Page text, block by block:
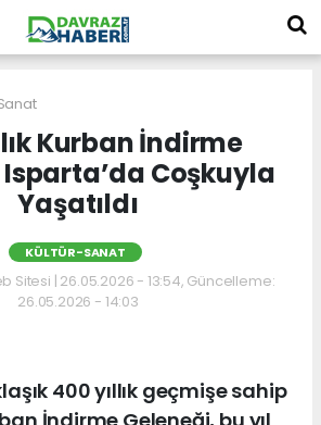
Kurban İndirme
Coşkuyla
Yaşatıldı
KÜLTÜR-SANAT
Sitesi | 26.05.2026 - 13:54, Güncelleme:
26.05.2026 - 14:03
400 yıllık geçmişe sahip